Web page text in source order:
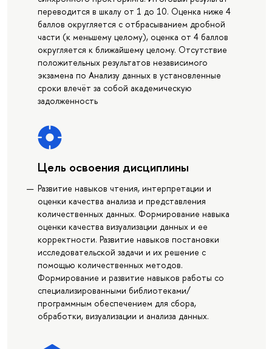
переводится в шкалу от 1 до 10. Оценка ниже 4
баллов округляется с отбрасыванием дробной
части (к меньшему целому), оценка от 4 баллов
округляется к ближайшему целому. Отсутствие
положительных результатов независимого
экзамена по Анализу данных в установленные
сроки влечёт за собой академическую
задолженность
Цель освоения дисциплины
Развитие навыков чтения, интерпретации и
оценки качества анализа и представления
количественных данных. Формирование навыка
оценки качества визуализации данных и ее
корректности. Развитие навыков постановки
исследовательской задачи и их решение с
помощью количественных методов.
Формирование и развитие навыков работы со
специализированными библиотеками/
программным обеспечением для сбора,
обработки, визуализации и анализа данных.